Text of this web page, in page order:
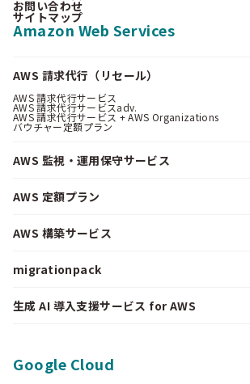
お問い合わせ
サイトマップ
Amazon Web Services
AWS 請求代行（リセール）
AWS 請求代行サービス
AWS 請求代行サービスadv.
AWS 請求代行サービス + AWS Organizations
バウチャー定額プラン
AWS 監視・運用保守サービス
AWS 定額プラン
AWS 構築サービス
migrationpack
生成 AI 導入支援サービス for AWS
Google Cloud